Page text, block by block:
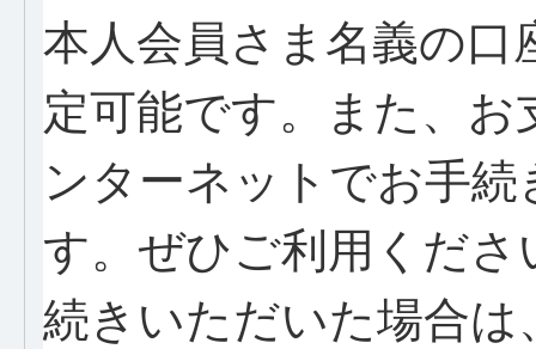
本人会員さま名義の口
定可能です。また、
ンターネットでお手
す。ぜひご利用くだ
続きいただいた場合は